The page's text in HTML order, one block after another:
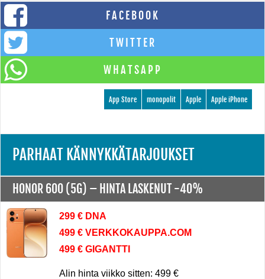
FACEBOOK
TWITTER
WHATSAPP
Apple iPhone
Apple
monopolit
App Store
PARHAAT KÄNNYKKÄTARJOUKSET
HONOR 600 (5G) – HINTA LASKENUT -40%
299 € DNA
499 € VERKKOKAUPPA.COM
499 € GIGANTTI
Alin hinta viikko sitten: 499 €